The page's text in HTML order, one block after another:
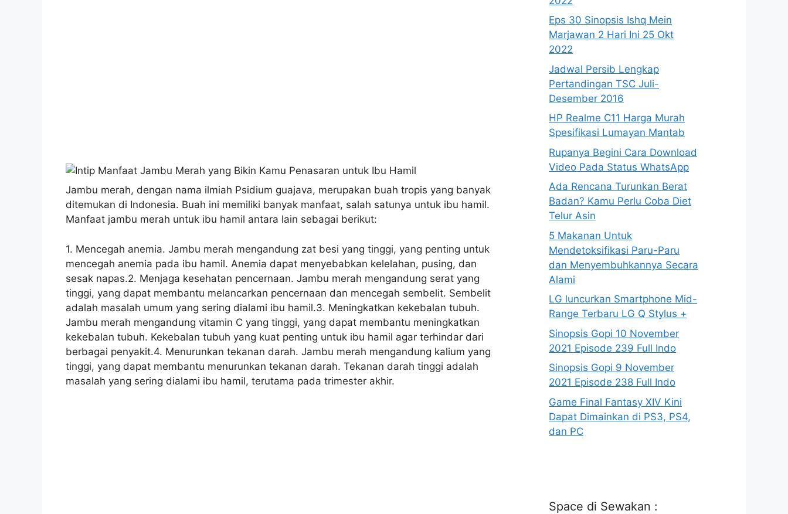
Jambu merah, dengan nama ilmiah Psidium guajava, merupakan buah tropis yang banyak
ditemukan di Indonesia. Buah ini memiliki banyak manfaat, salah satunya untuk ibu hamil.
Manfaat jambu merah untuk ibu hamil antara lain sebagai berikut:
1. Mencegah anemia. Jambu merah mengandung zat besi yang tinggi, yang penting untuk
mencegah anemia pada ibu hamil. Anemia dapat menyebabkan kelelahan, pusing, dan
sesak napas.2. Menjaga kesehatan pencernaan. Jambu merah mengandung serat yang
tinggi, yang dapat membantu melancarkan pencernaan dan mencegah sembelit. Sembelit
adalah masalah umum yang sering dialami ibu hamil.3. Meningkatkan kekebalan tubuh.
Jambu merah mengandung vitamin C yang tinggi, yang dapat membantu meningkatkan
kekebalan tubuh. Kekebalan tubuh yang kuat penting untuk ibu hamil agar terhindar dari
berbagai penyakit.4. Menurunkan tekanan darah. Jambu merah mengandung kalium yang
tinggi, yang dapat membantu menurunkan tekanan darah. Tekanan darah tinggi adalah
masalah yang sering dialami ibu hamil, terutama pada trimester akhir.
Eps 30 Sinopsis Ishq Mein
Marjawan 2 Hari Ini 25 Okt
2022
Jadwal Persib Lengkap
Pertandingan TSC Juli-
Desember 2016
HP Realme C11 Harga Murah
Spesifikasi Lumayan Mantab
Rupanya Begini Cara Download
Video Pada Status WhatsApp
Ada Rencana Turunkan Berat
Badan? Kamu Perlu Coba Diet
Telur Asin
5 Makanan Untuk
Mendetoksifikasi Paru-Paru
dan Menyembuhkannya Secara
Alami
LG luncurkan Smartphone Mid-
Range Terbaru LG Q Stylus +
Sinopsis Gopi 10 November
2021 Episode 239 Full Indo
Sinopsis Gopi 9 November
2021 Episode 238 Full Indo
Game Final Fantasy XIV Kini
Dapat Dimainkan di PS3, PS4,
dan PC
Space di Sewakan :